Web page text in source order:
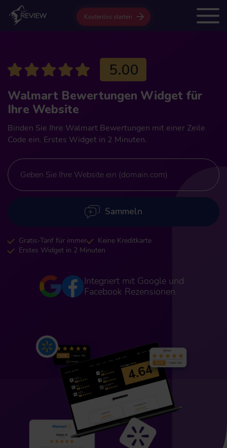
Kostenlos starten
5.00
Walmart Bewertungen Widget für
Ihre Website
Binden Sie Ihre Walmart Bewertungen mit einer Zeile
Code ein. Erstes Widget in 2 Minuten.
Sammeln
Gratis-Tarif für immer
Keine Kreditkarte
Erstes Widget in 2 Minuten
Integriert mit Google und
Facebook Rezensionen
G2 Facebook